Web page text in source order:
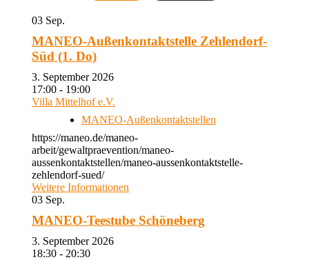
03 Sep.
MANEO-Außenkontaktstelle Zehlendorf-
Süd (1. Do)
3. September 2026
17:00 - 19:00
Villa Mittelhof e.V.
MANEO-Außenkontaktstellen
https://maneo.de/maneo-
arbeit/gewaltpraevention/maneo-
aussenkontaktstellen/maneo-aussenkontaktstelle-
zehlendorf-sued/
Weitere Informationen
03 Sep.
MANEO-Teestube Schöneberg
3. September 2026
18:30 - 20:30